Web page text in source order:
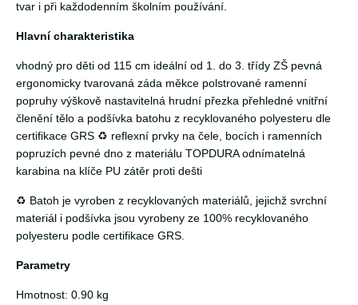
tvar i při každodenním školním používání.
Hlavní charakteristika
vhodný pro děti od 115 cm ideální od 1. do 3. třídy ZŠ pevná
ergonomicky tvarovaná záda měkce polstrované ramenní
popruhy výškově nastavitelná hrudní přezka přehledné vnitřní
členění tělo a podšívka batohu z recyklovaného polyesteru dle
certifikace GRS ♻️ reflexní prvky na čele, bocích i ramenních
popruzích pevné dno z materiálu TOPDURA odnímatelná
karabina na klíče PU zátěr proti dešti
♻️ Batoh je vyroben z recyklovaných materiálů, jejichž svrchní
materiál i podšívka jsou vyrobeny ze 100% recyklovaného
polyesteru podle certifikace GRS.
Parametry
Hmotnost: 0.90 kg